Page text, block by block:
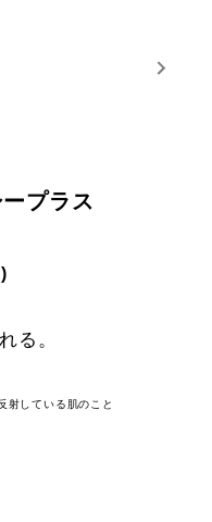
プラス
)
る。
している肌のこと